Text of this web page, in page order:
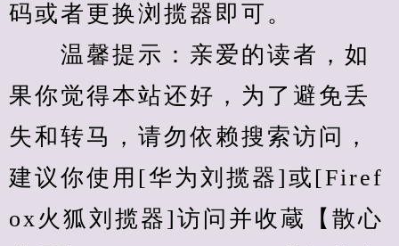
码或者更换浏揽器即可。
温馨提示：亲爱的读者，如
果你觉得本站还好，为了避免丢
失和转马，请勿依赖搜索访问，
建议你使用[华为刘揽器]或[Firef
ox火狐刘揽器]访问并收蔵【散心